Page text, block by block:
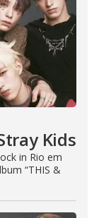
Kids
in Rio em
“THIS &